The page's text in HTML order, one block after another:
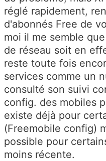
réglé rapidement,
d'abonnés Free de
moi il me semble
de réseau soit en
reste toute fois
services comme un
consulté son suivi
config. des mobiles
existe déjà pour
(Freemobile config)
possible pour
moins récente.